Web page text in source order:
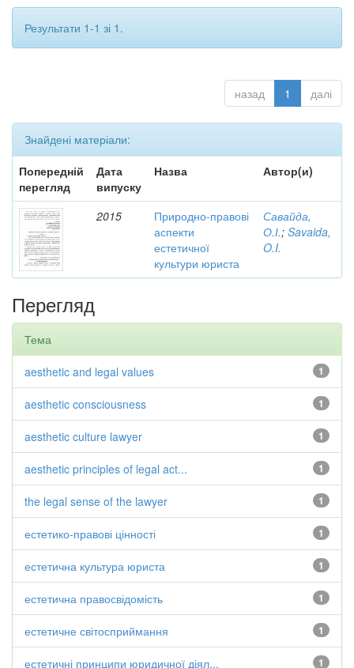
Результати 1-1 зі 1.
назад 1 далі
Знайдені матеріали:
Попередній
перегляд
Дата
випуску
Назва Автор(и)
2015
Природно-правові
аспекти
естетичної
культури юриста
Савайда,
О.І.; Savaida,
O.I.
Перегляд
Тема
1
aesthetic and legal values
1
aesthetic consciousness
1
aesthetic culture lawyer
1
aesthetic principles of legal act...
1
the legal sense of the lawyer
1
естетико-правові цінності
1
естетична культура юриста
1
естетична правосвідомість
1
естетичне світосприймання
1
естетичні принципи юридичної діял...